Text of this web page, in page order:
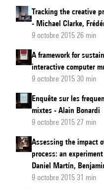
Compositional
Process
Duo
Concertant
(1931–
Tracking the creative
- Michael Clarke,
9 octobre 2015 26 min
A framework for
interactive computer
9 octobre 2015 30 min
Enquête sur les
mixtes - Alain Bonardi
9 octobre 2015 27 min
Assessing the impact
process: an
Daniel Martín,
9 octobre 2015 31 min